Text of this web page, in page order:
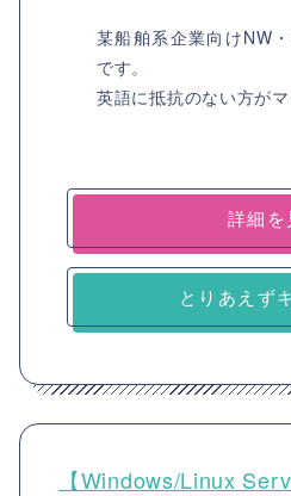
某船舶系企業向けNW
です。
英語に抵抗のない方がマ
詳細を
とりあえず
【Windows/Linux